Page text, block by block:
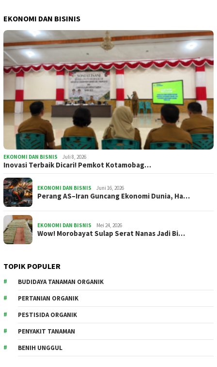
EKONOMI DAN BISINIS
EKONOMI DAN BISNIS Juli 8, 2026
Inovasi Terbaik Dicari! Pemkot Kotamobag…
EKONOMI DAN BISNIS Juni 16, 2026
Perang AS–Iran Guncang Ekonomi Dunia, Ha…
EKONOMI DAN BISNIS Mei 24, 2026
Wow! Morobayat Sulap Serat Nanas Jadi Bi…
TOPIK POPULER
BUDIDAYA TANAMAN ORGANIK
PERTANIAN ORGANIK
PESTISIDA ORGANIK
PENYAKIT TANAMAN
BENIH UNGGUL